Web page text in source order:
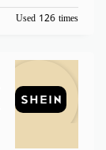
Used 126 times